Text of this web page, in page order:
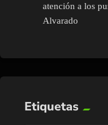
atención a los
Alvarado
Etiquetas